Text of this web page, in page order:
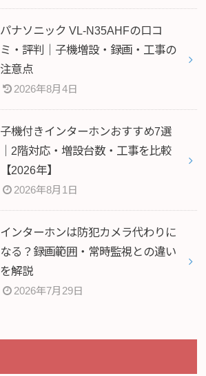
パナソニック VL-N35AHFの口コ
ミ・評判｜子機増設・録画・工事の
注意点
2026年8月4日
子機付きインターホンおすすめ7選
｜2階対応・増設台数・工事を比較
【2026年】
2026年8月1日
インターホンは防犯カメラ代わりに
なる？録画範囲・常時監視との違い
を解説
2026年7月29日